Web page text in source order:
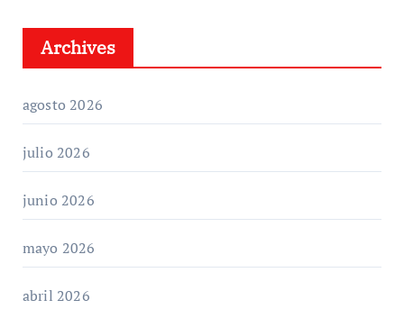
Archives
agosto 2026
julio 2026
junio 2026
mayo 2026
abril 2026